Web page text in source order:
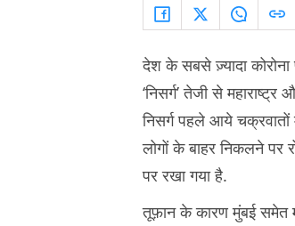
देश के सबसे ज़्यादा
‘निसर्ग’ तेजी से
निसर्ग पहले आये
लोगों के बाहर निकलने पर
पर रखा गया है.
तूफ़ान के कारण मुंबई समेत